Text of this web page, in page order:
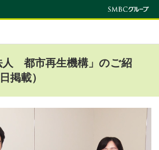
人 都市再生機構」のご紹
掲載）